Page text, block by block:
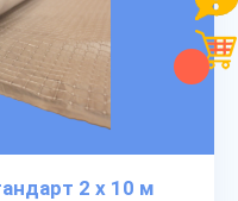
2 х 10 м